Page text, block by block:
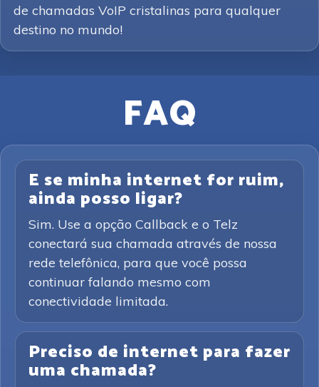
de chamadas VoIP cristalinas para qualquer
destino no mundo!
FAQ
E se minha internet for ruim,
ainda posso ligar?
Sim. Use a opção Callback e o Telz
conectará sua chamada através de nossa
rede telefônica, para que você possa
continuar falando mesmo com
conectividade limitada.
Preciso de internet para fazer
uma chamada?